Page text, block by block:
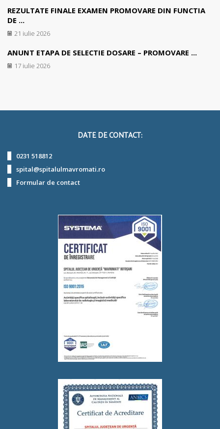
REZULTATE FINALE EXAMEN PROMOVARE DIN FUNCTIA
DE ...
21 iulie 2026
ANUNT ETAPA DE SELECTIE DOSARE – PROMOVARE ...
17 iulie 2026
DATE DE CONTACT:
0231 518812
spital@spitalulmavromati.ro
Formular de contact